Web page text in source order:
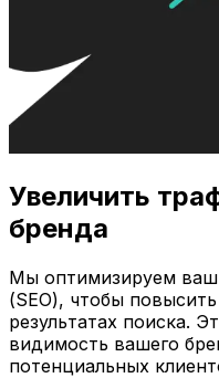
Увеличить
бренда
Мы оптимизируем ваш
(SEO), чтобы
результатах поиска.
видимость вашего
потенциальных